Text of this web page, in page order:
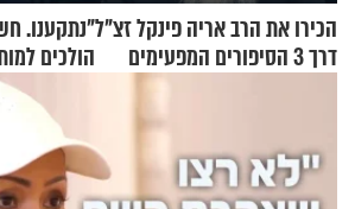
הכירו את הרב אריה פינקל זצ"ל
דרך 3 הסיפורים המפעימים
"נתקענו.
הולכים
בריאיון